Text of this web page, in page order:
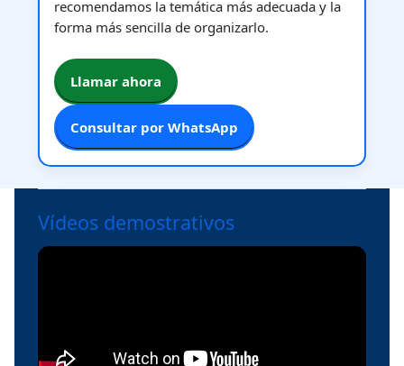
recomendamos la temática más adecuada y la
forma más sencilla de organizarlo.
Llamar ahora
Consultar por WhatsApp
Vídeos demostrativos